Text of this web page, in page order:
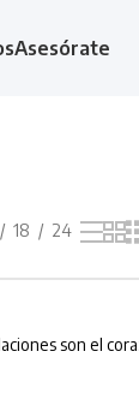
Asesórate
18 24
son el